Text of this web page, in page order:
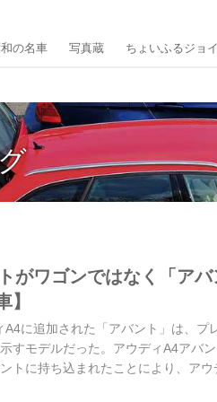
の名車 写真蔵 ちょいふるジョ
がワゴンではなく「ア
】
に追加された「アバント」は、プ
すモデルだった。アウディA4アバ
トに持ち込まれたことにより、アウ
る戦いは熾烈なものになっていた。